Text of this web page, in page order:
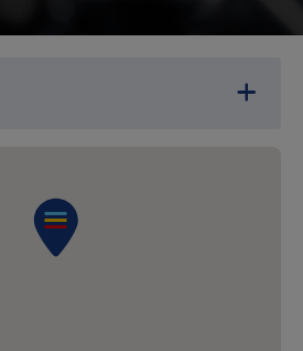
07:00 – 16:30
07:00 – 16:30
07:00 – 13:00